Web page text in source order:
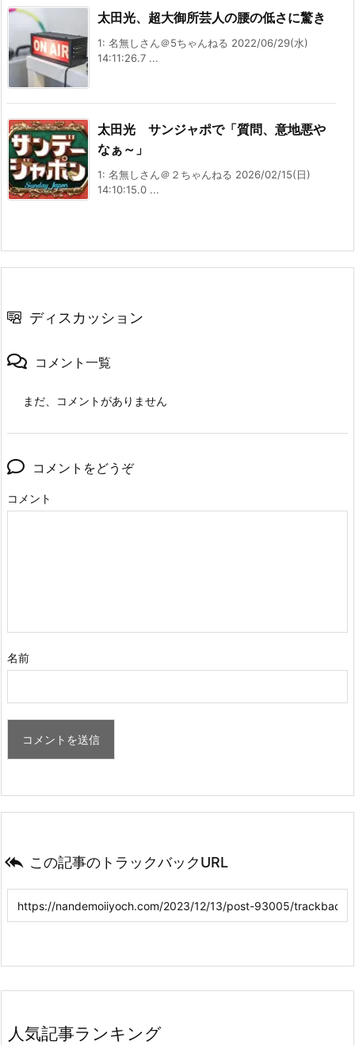
太田光、超大御所芸人の腰の低さに驚き
1: 名無しさん＠5ちゃんねる 2022/06/29(水)
14:11:26.7 ...
太田光 サンジャポで「質問、意地悪や
なぁ～」
1: 名無しさん＠２ちゃんねる 2026/02/15(日)
14:10:15.0 ...
ディスカッション
コメント一覧
まだ、コメントがありません
コメントをどうぞ
コメント
名前
 この記事のトラックバックURL
人気記事ランキング